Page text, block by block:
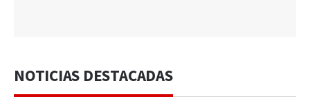
NOTICIAS DESTACADAS